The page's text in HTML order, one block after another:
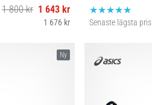
1 800 kr 1 643 kr
1 676 kr
41½ 42 42½ 43½
Senaste lägsta pris
Ny